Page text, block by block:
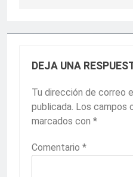
DEJA UNA
Tu dirección de correo
publicada. Los campos
marcados con *
Comentario *